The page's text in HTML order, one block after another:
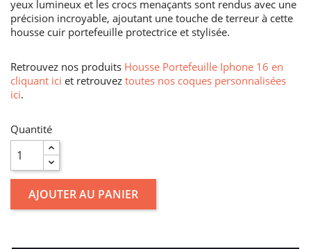
yeux lumineux et les crocs menaçants sont rendus avec une
précision incroyable, ajoutant une touche de terreur à cette
housse cuir portefeuille protectrice et stylisée.
Retrouvez nos produits Housse Portefeuille Iphone 16 en
cliquant ici et retrouvez toutes nos coques personnalisées
ici.
Quantité
AJOUTER AU PANIER